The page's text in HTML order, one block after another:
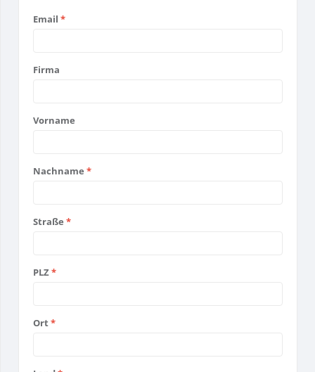
Email *
Firma
Vorname
Nachname *
Straße *
PLZ*
Ort*